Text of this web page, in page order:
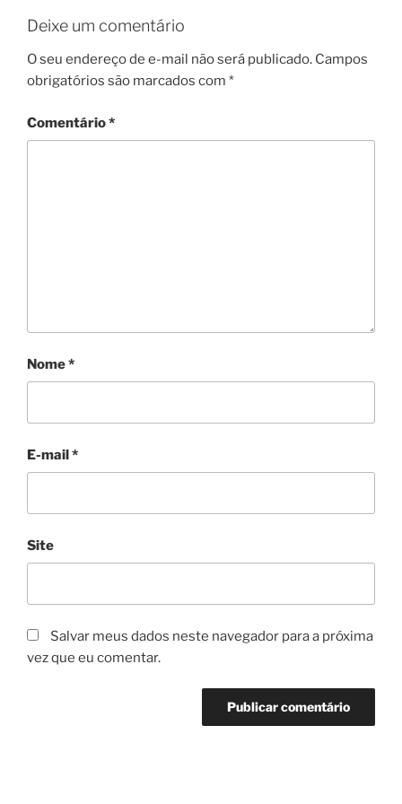
Deixe um comentário
O seu endereço de e-mail não será publicado. Campos
obrigatórios são marcados com *
Comentário*
Nome*
E-mail*
Site
Salvar meus dados neste navegador para a próxima
vez que eu comentar.